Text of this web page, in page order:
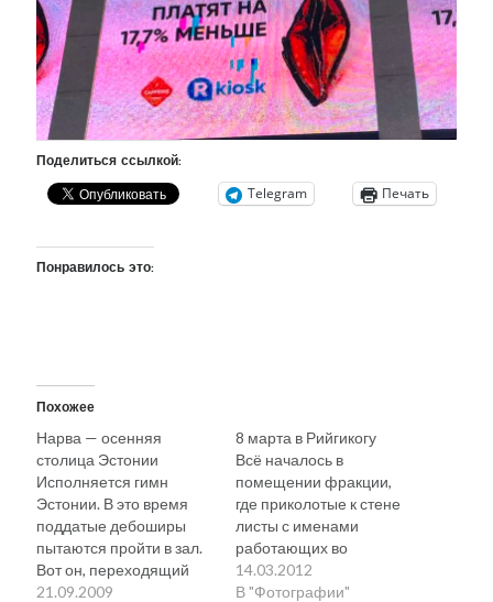
Метки
radio narva takinada андрус ансип
ансиппиада видео
в поисках здравого смысла выборы высказывание
евросоюз интервью история кабинетные истории
катри райк кая каллас
нацменьшинства образование
русскоязычное образование
эстония эстонский язык
Михаил Стальнухин:
Поделиться ссылкой:
Telegram Печать
Понравилось это:
Похожее
Нарва — осенняя
столица Эстонии
Исполняется гимн
Эстонии. В это время
поддатые дебоширы
пытаются пройти в зал.
Вот он, переходящий
жезл - символ осенней
21.09.2009
8 марта в Рийгикогу
Всё началось в
помещении фракции,
где приколотые к стене
листы с именами
работающих во
фракции женщин
образовали надпись
14.03.2012
В "Фотографии"